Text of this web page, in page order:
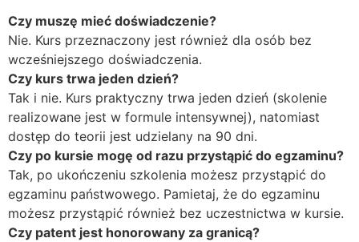
Czy muszę mieć doświadczenie?
Nie. Kurs przeznaczony jest również dla osób bez
wcześniejszego doświadczenia.
Czy kurs trwa jeden dzień?
Tak i nie. Kurs praktyczny trwa jeden dzień (skolenie
realizowane jest w formule intensywnej), natomiast
dostęp do teorii jest udzielany na 90 dni.
Czy po kursie mogę od razu przystąpić do egzaminu?
Tak, po ukończeniu szkolenia możesz przystąpić do
egzaminu państwowego. Pamietaj, że do egzaminu
możesz przystąpić również bez uczestnictwa w kursie.
Czy patent jest honorowany za granicą?